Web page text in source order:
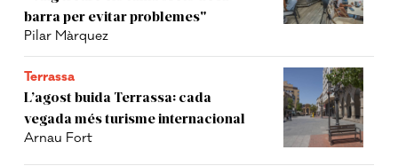
barra per evitar problemes"
Pilar Màrquez
Terrassa
L’agost buida Terrassa: cada
vegada més turisme internacional
Arnau Fort